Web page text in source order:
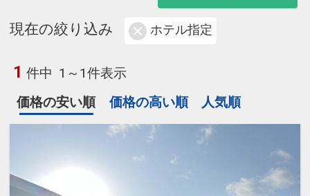
現在の絞り込み ホテル指定
1 件中 1～1件表示
価格の安い順
価格の高い順 人気順